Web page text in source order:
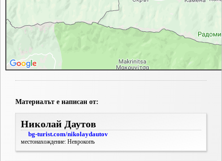
Материалът е написан от:
Николай Даутов
bg-turist.com/nikolaydautov
местонахождение: Неврокопъ